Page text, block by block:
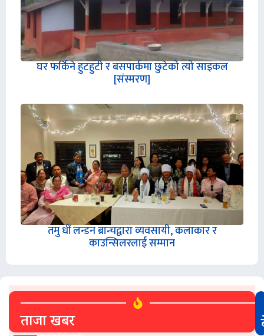
घर फर्किने हुटहुटी र बसपार्कमा छुटेको त्यो साइकल
[संस्मरण]
तमु धीं लन्डन ब्रान्चद्वारा व्यवसायी, कलाकार र
काउन्सिलरलाई सम्मान
ताजा खबर